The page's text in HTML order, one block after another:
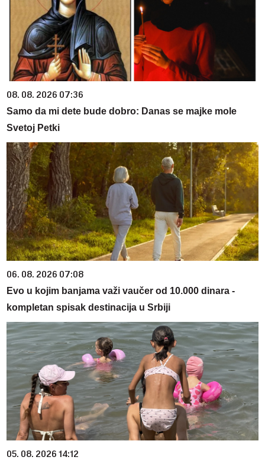
08. 08. 2026 07:36
Samo da mi dete bude dobro: Danas se majke mole
Svetoj Petki
06. 08. 2026 07:08
Evo u kojim banjama važi vaučer od 10.000 dinara -
kompletan spisak destinacija u Srbiji
05. 08. 2026 14:12